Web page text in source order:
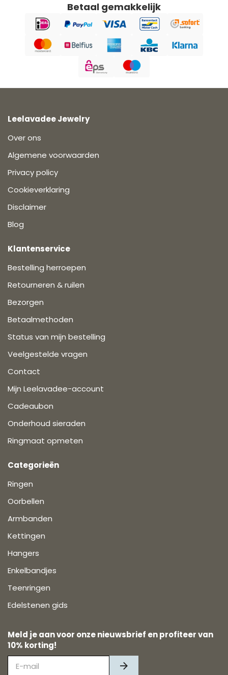
Betaal gemakkelijk
Leelavadee Jewelry
Over ons
Algemene voorwaarden
Privacy policy
Cookieverklaring
Disclaimer
Blog
Klantenservice
Bestelling herroepen
Retourneren & ruilen
Bezorgen
Betaalmethoden
Status van mijn bestelling
Veelgestelde vragen
Contact
Mijn Leelavadee-account
Cadeaubon
Onderhoud sieraden
Ringmaat opmeten
Categorieën
Ringen
Oorbellen
Armbanden
Kettingen
Hangers
Enkelbandjes
Teenringen
Edelstenen gids
Meld je aan voor onze nieuwsbrief en profiteer van
10% korting!